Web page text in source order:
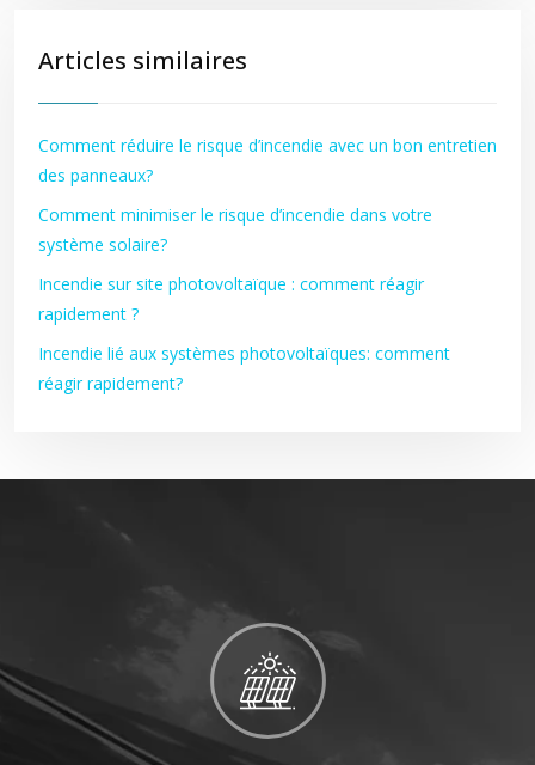
Articles similaires
Comment réduire le risque d’incendie avec un bon entretien
des panneaux?
Comment minimiser le risque d’incendie dans votre
système solaire?
Incendie sur site photovoltaïque : comment réagir
rapidement ?
Incendie lié aux systèmes photovoltaïques: comment
réagir rapidement?